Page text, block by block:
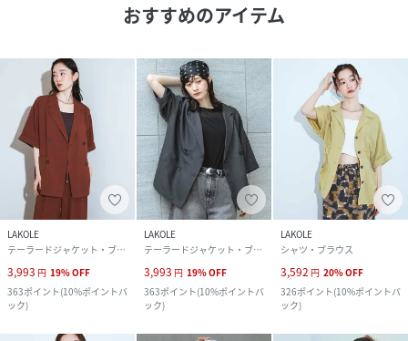
おすすめのアイテム
LAKOLE
テーラードジャケット・ブレザー
3,993 円 19%OFF
363ポイント(10%ポイントバ
ック)
LAKOLE
テーラードジャケット・ブレザー
3,993 円 19%OFF
363ポイント(10%ポイントバ
ック)
LAKOLE
シャツ・ブラウス
3,592 円 20%OFF
326ポイント(10%ポイントバ
ック)